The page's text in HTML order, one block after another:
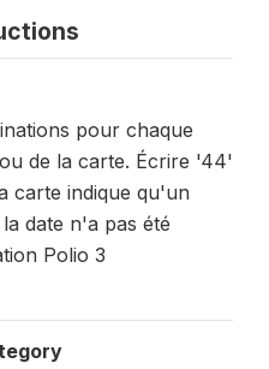
pour chaque
de la carte. Écrire '44'
carte indique qu'un
date n'a pas été
Polio 3